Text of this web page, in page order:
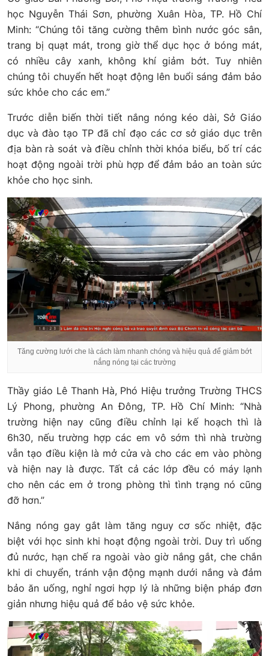
học Nguyễn Thái Sơn, phường Xuân Hòa, TP. Hồ Chí
Minh: “Chúng tôi tăng cường thêm bình nước góc sân,
trang bị quạt mát, trong giờ thể dục học ở bóng mát,
có nhiều cây xanh, không khí giảm bớt. Tuy nhiên
chúng tôi chuyển hết hoạt động lên buổi sáng đảm bảo
sức khỏe cho các em.”
Trước diễn biến thời tiết nắng nóng kéo dài, Sở Giáo
dục và đào tạo TP đã chỉ đạo các cơ sở giáo dục trên
địa bàn rà soát và điều chỉnh thời khóa biểu, bố trí các
hoạt động ngoài trời phù hợp để đảm bảo an toàn sức
khỏe cho học sinh.
Tăng cường lưới che là cách làm nhanh chóng và hiệu quả để giảm bớt
nắng nóng tại các trường
Thầy giáo Lê Thanh Hà, Phó Hiệu trưởng Trường THCS
Lý Phong, phường An Đông, TP. Hồ Chí Minh: “Nhà
trường hiện nay cũng điều chỉnh lại kế hoạch thì là
6h30, nếu trường hợp các em vô sớm thì nhà trường
vẫn tạo điều kiện là mở cửa và cho các em vào phòng
và hiện nay là được. Tất cả các lớp đều có máy lạnh
cho nên các em ở trong phòng thì tình trạng nó cũng
đỡ hơn.”
Nắng nóng gay gắt làm tăng nguy cơ sốc nhiệt, đặc
biệt với học sinh khi hoạt động ngoài trời. Duy trì uống
đủ nước, hạn chế ra ngoài vào giờ nắng gắt, che chắn
khi di chuyển, tránh vận động mạnh dưới nắng và đảm
bảo ăn uống, nghỉ ngơi hợp lý là những biện pháp đơn
giản nhưng hiệu quả để bảo vệ sức khỏe.